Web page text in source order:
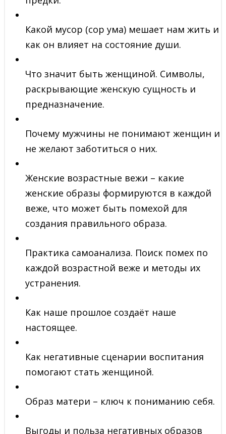
Какой мусор (сор ума) мешает нам жить и
как он влияет на состояние души.
Что значит быть женщиной. Символы,
раскрывающие женскую сущность и
предназначение.
Почему мужчины не понимают женщин и
не желают заботиться о них.
Женские возрастные вежи – какие
женские образы формируются в каждой
веже, что может быть помехой для
создания правильного образа.
Практика самоанализа. Поиск помех по
каждой возрастной веже и методы их
устранения.
Как наше прошлое создаёт наше
настоящее.
Как негативные сценарии воспитания
помогают стать женщиной.
Образ матери – ключ к пониманию себя.
Выгоды и польза негативных образов